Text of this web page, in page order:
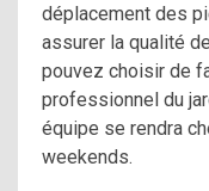
déplacement des
assurer la qualité
pouvez choisir de
professionnel du
équipe se rendra
weekends.